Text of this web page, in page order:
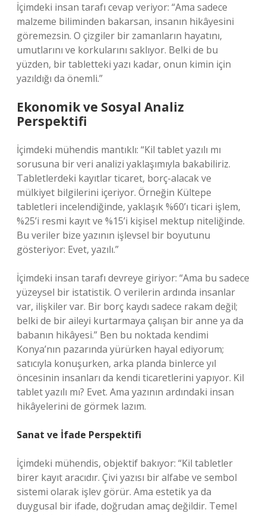
İçimdeki insan tarafı cevap veriyor: “Ama sadece
malzeme biliminden bakarsan, insanın hikâyesini
göremezsin. O çizgiler bir zamanların hayatını,
umutlarını ve korkularını saklıyor. Belki de bu
yüzden, bir tabletteki yazı kadar, onun kimin için
yazıldığı da önemli.”
Ekonomik ve Sosyal Analiz
Perspektifi
İçimdeki mühendis mantıklı: “Kil tablet yazılı mı
sorusuna bir veri analizi yaklaşımıyla bakabiliriz.
Tabletlerdeki kayıtlar ticaret, borç-alacak ve
mülkiyet bilgilerini içeriyor. Örneğin Kültepe
tabletleri incelendiğinde, yaklaşık %60’ı ticari işlem,
%25’i resmi kayıt ve %15’i kişisel mektup niteliğinde.
Bu veriler bize yazının işlevsel bir boyutunu
gösteriyor: Evet, yazılı.”
İçimdeki insan tarafı devreye giriyor: “Ama bu sadece
yüzeysel bir istatistik. O verilerin ardında insanlar
var, ilişkiler var. Bir borç kaydı sadece rakam değil;
belki de bir aileyi kurtarmaya çalışan bir anne ya da
babanın hikâyesi.” Ben bu noktada kendimi
Konya’nın pazarında yürürken hayal ediyorum;
satıcıyla konuşurken, arka planda binlerce yıl
öncesinin insanları da kendi ticaretlerini yapıyor. Kil
tablet yazılı mı? Evet. Ama yazının ardındaki insan
hikâyelerini de görmek lazım.
Sanat ve İfade Perspektifi
İçimdeki mühendis, objektif bakıyor: “Kil tabletler
birer kayıt aracıdır. Çivi yazısı bir alfabe ve sembol
sistemi olarak işlev görür. Ama estetik ya da
duygusal bir ifade, doğrudan amaç değildir. Temel